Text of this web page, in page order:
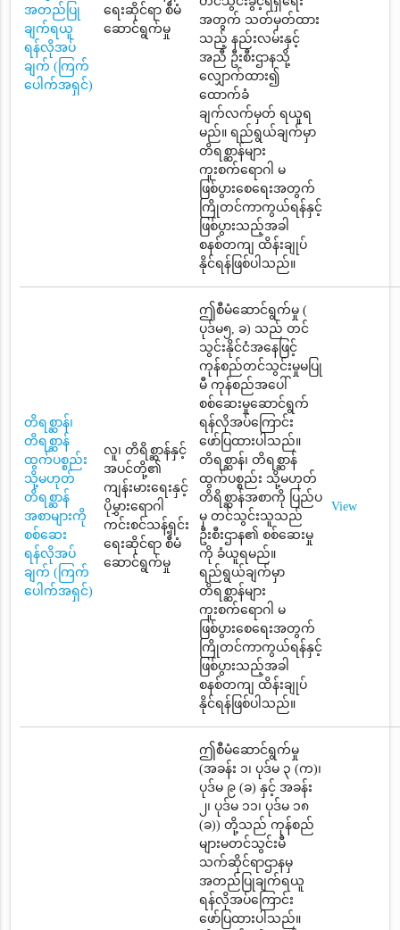
အတည်ပြု
ချက်ရယူ
ရန်လိုအပ်
ချက် (ကြက်
ပေါက်အရှင်)
ရေးဆိုင်ရာ စီမံ
ဆောင်ရွက်မှု
အတွက် သတ်မှတ်ထား
သည့် နည်းလမ်းနှင့်
အညီ ဦးစီးဌာနသို့
လျှောက်ထား၍
ထောက်ခံ
ချက်လက်မှတ် ရယူရ
မည်။ ရည်ရွယ်ချက်မှာ
တိရစ္ဆာန်များ
ကူးစက်ရောဂါ မ
ဖြစ်ပွားစေရေးအတွက်
ကြိုတင်ကာကွယ်ရန်နှင့်
ဖြစ်ပွားသည့်အခါ
စနစ်တကျ ထိန်းချုပ်
နိုင်ရန်ဖြစ်ပါသည်။
တိရစ္ဆာန်၊
တိရစ္ဆာန်
ထွက်ပစ္စည်း
သို့မဟုတ်
တိရစ္ဆာန်
အစာများကို
စစ်ဆေး
ရန်လိုအပ်
ချက် (ကြက်
ပေါက်အရှင်)
လူ၊ တိရိစ္ဆာန်နှင့်
အပင်တို့၏
ကျန်းမားရေးနှင့်
ပိုမွှားရောဂါ
ကင်းစင်သန့်ရှင်း
ရေးဆိုင်ရာ စီမံ
ဆောင်ရွက်မှု
ဤစီမံဆောင်ရွက်မှု (
ပုဒ်မ၅, ခ) သည် တင်
သွင်းနိုင်ငံအနေဖြင့်
ကုန်စည်တင်သွင်းမှုမပြု
မီ ကုန်စည်အပေါ်
စစ်ဆေးမှုဆောင်ရွက်
ရန်လိုအပ်ကြောင်း
ဖော်ပြထားပါသည်။
တိရစ္ဆာန်၊ တိရစ္ဆာန်
ထွက်ပစ္စည်း သို့မဟုတ်
တိရိစ္ဆာန်အစာကို ပြည်ပ
မှ တင်သွင်းသူသည်
ဦးစီးဌာန၏ စစ်ဆေးမှု
ကို ခံယူရမည်။
ရည်ရွယ်ချက်မှာ
တိရစ္ဆာန်များ
ကူးစက်ရောဂါ မ
ဖြစ်ပွားစေရေးအတွက်
ကြိုတင်ကာကွယ်ရန်နှင့်
ဖြစ်ပွားသည့်အခါ
စနစ်တကျ ထိန်းချုပ်
နိုင်ရန်ဖြစ်ပါသည်။
View
ဤစီမံဆောင်ရွက်မှု
(အခန်း ၁၊ ပုဒ်မ ၃ (က)၊
ပုဒ်မ ၉ (ခ) နှင့် အခန်း
၂၊ ပုဒ်မ ၁၁၊ ပုဒ်မ ၁၈
(ခ)) တို့သည် ကုန်စည်
များမတင်သွင်းမီ
သက်ဆိုင်ရာဌာနမှ
အတည်ပြုချက်ရယူ
ရန်လိုအပ်ကြောင်း
ဖော်ပြထားပါသည်။